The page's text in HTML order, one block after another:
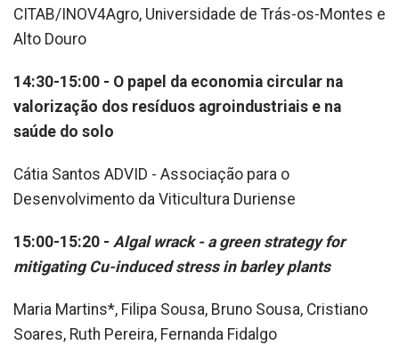
CITAB/INOV4Agro, Universidade de Trás-os-Montes e
Alto Douro
14:30-15:00 - O papel da economia circular na
valorização dos resíduos agroindustriais e na
saúde do solo
Cátia Santos ADVID - Associação para o
Desenvolvimento da Viticultura Duriense
15:00-15:20 - Algal wrack - a green strategy for
mitigating Cu-induced stress in barley plants
Maria Martins*, Filipa Sousa, Bruno Sousa, Cristiano
Soares, Ruth Pereira, Fernanda Fidalgo